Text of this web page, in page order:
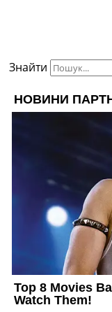
Знайти